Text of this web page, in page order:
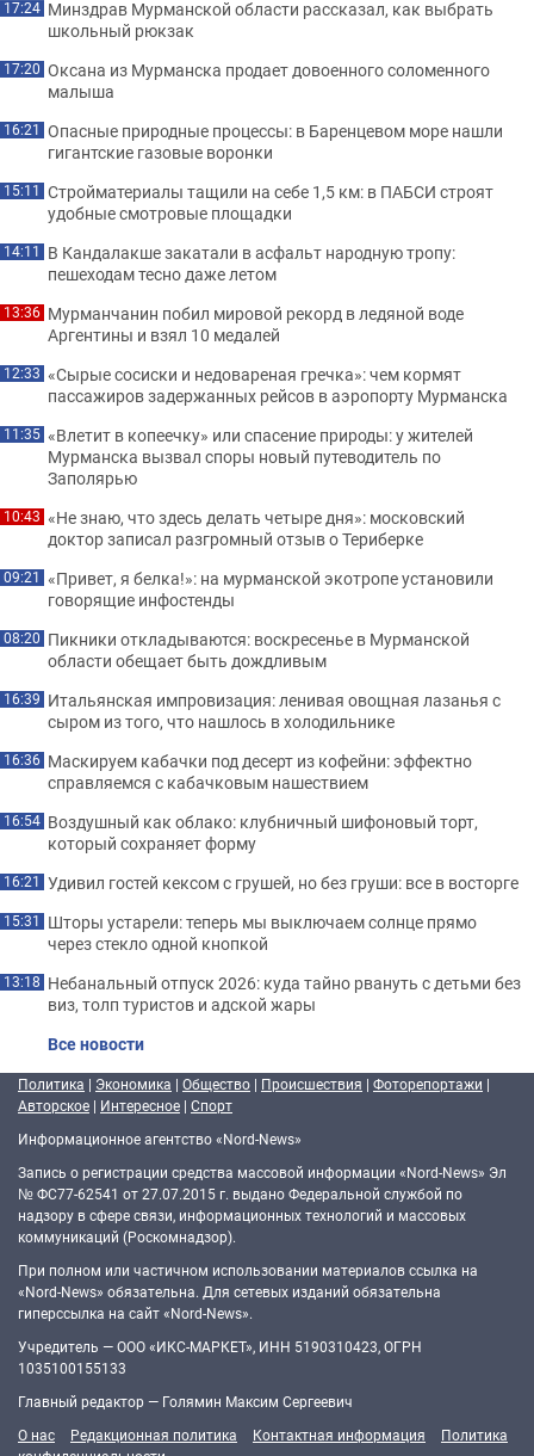
17:24 Минздрав Мурманской области рассказал, как выбрать
школьный рюкзак
17:20 Оксана из Мурманска продает довоенного соломенного
малыша
16:21 Опасные природные процессы: в Баренцевом море нашли
гигантские газовые воронки
15:11 Стройматериалы тащили на себе 1,5 км: в ПАБСИ строят
удобные смотровые площадки
14:11 В Кандалакше закатали в асфальт народную тропу:
пешеходам тесно даже летом
13:36 Мурманчанин побил мировой рекорд в ледяной воде
Аргентины и взял 10 медалей
12:33 «Сырые сосиски и недовареная гречка»: чем кормят
пассажиров задержанных рейсов в аэропорту Мурманска
11:35 «Влетит в копеечку» или спасение природы: у жителей
Мурманска вызвал споры новый путеводитель по
Заполярью
10:43 «Не знаю, что здесь делать четыре дня»: московский
доктор записал разгромный отзыв о Териберке
09:21 «Привет, я белка!»: на мурманской экотропе установили
говорящие инфостенды
08:20 Пикники откладываются: воскресенье в Мурманской
области обещает быть дождливым
16:39 Итальянская импровизация: ленивая овощная лазанья с
сыром из того, что нашлось в холодильнике
16:36 Маскируем кабачки под десерт из кофейни: эффектно
справляемся с кабачковым нашествием
16:54 Воздушный как облако: клубничный шифоновый торт,
который сохраняет форму
16:21 Удивил гостей кексом с грушей, но без груши: все в восторге
15:31 Шторы устарели: теперь мы выключаем солнце прямо
через стекло одной кнопкой
13:18 Небанальный отпуск 2026: куда тайно рвануть с детьми без
виз, толп туристов и адской жары
Все новости
Политика | Экономика | Общество | Происшествия | Фоторепортажи |
Авторское | Интересное | Спорт
Информационное агентство «Nord-News»
Запись о регистрации средства массовой информации «Nord-News» Эл
№ ФС77-62541 от 27.07.2015 г. выдано Федеральной службой по
надзору в сфере связи, информационных технологий и массовых
коммуникаций (Роскомнадзор).
При полном или частичном использовании материалов ссылка на
«Nord-News» обязательна. Для сетевых изданий обязательна
гиперссылка на сайт «Nord-News».
Учредитель — ООО «ИКС-МАРКЕТ», ИНН 5190310423, ОГРН
1035100155133
Главный редактор — Голямин Максим Сергеевич
О нас
Редакционная политика Контактная информация
Политика